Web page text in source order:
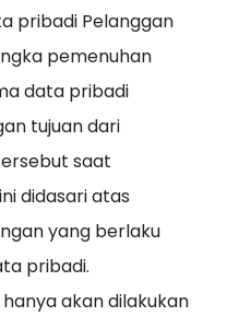
pribadi Pelanggan
pemenuhan
data pribadi
tujuan dari
saat
didasari atas
yang berlaku
pribadi.
akan dilakukan